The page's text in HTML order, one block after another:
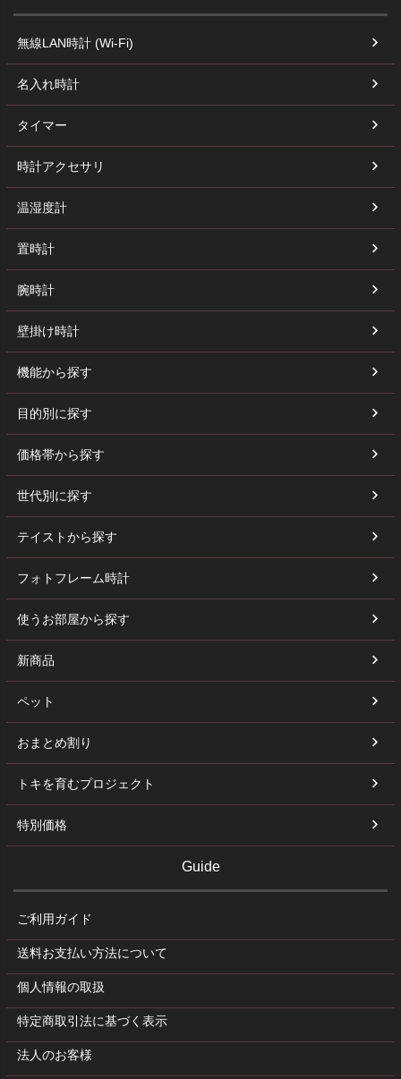
無線LAN時計 (Wi-Fi)
名入れ時計
タイマー
時計アクセサリ
温湿度計
置時計
腕時計
壁掛け時計
機能から探す
目的別に探す
価格帯から探す
世代別に探す
テイストから探す
フォトフレーム時計
使うお部屋から探す
新商品
ペット
おまとめ割り
トキを育むプロジェクト
特別価格
Guide
ご利用ガイド
送料お支払い方法について
個人情報の取扱
特定商取引法に基づく表示
法人のお客様